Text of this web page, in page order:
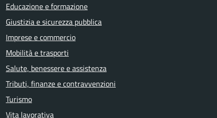
Educazione e formazione
Giustizia e sicurezza pubblica
Imprese e commercio
Mobilità e trasporti
Salute, benessere e assistenza
Tributi, finanze e contravvenzioni
Turismo
Vita lavorativa